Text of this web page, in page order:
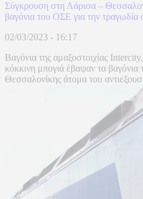
Σύγκρουση στη Λάρισα –
βαγόνια του ΟΣΕ για την τραγωδία
02/03/2023 - 16:17
Βαγόνια της αμαξοστοιχίας
κόκκινη μπογιά έβαψαν τα
Θεσσαλονίκης άτομα του